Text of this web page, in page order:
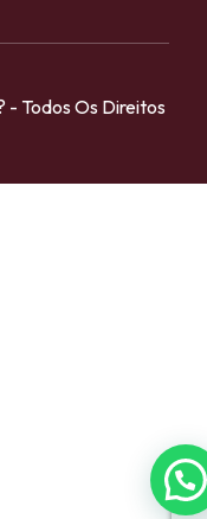
- Todos Os Direitos